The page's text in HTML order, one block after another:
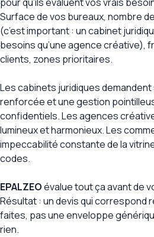
pour qu’ils évaluent vos vrais
Surface de vos bureaux, nombre
(c’est important : un cabinet
besoins qu’une agence créative),
clients, zones prioritaires.
Les cabinets juridiques
renforcée et une gestion
confidentiels. Les agences
lumineux et harmonieux. Les
impeccabilité constante de la
codes.
EPALZEOévalue tout ça avant de
Résultat : un devis qui correspond
faites, pas une enveloppe
rien.